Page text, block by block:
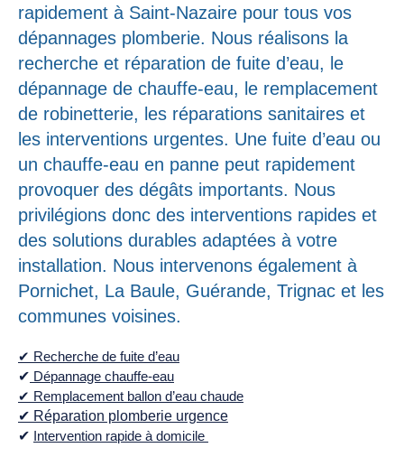
rapidement à Saint-Nazaire pour tous vos
dépannages plomberie. Nous réalisons la
recherche et réparation de fuite d’eau, le
dépannage de chauffe-eau, le remplacement
de robinetterie, les réparations sanitaires et
les interventions urgentes. Une fuite d’eau ou
un chauffe-eau en panne peut rapidement
provoquer des dégâts importants. Nous
privilégions donc des interventions rapides et
des solutions durables adaptées à votre
installation. Nous intervenons également à
Pornichet, La Baule, Guérande, Trignac et les
communes voisines.
✔ Recherche de fuite d’eau
✔ Dépannage chauffe-eau
✔ Remplacement ballon d’eau chaude
✔ Réparation plomberie urgence
✔ Intervention rapide à domicile